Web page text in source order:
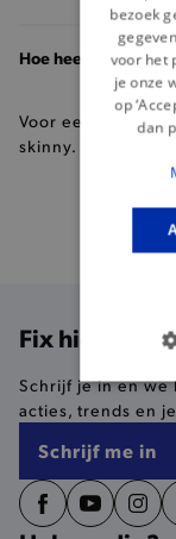
Hoe heet een
Voor een strakke
skinny.
Fix hier je
Schrijf je in en we
acties, trends en
Schrijf me in
bezoek
voor het
je onze
op
dan